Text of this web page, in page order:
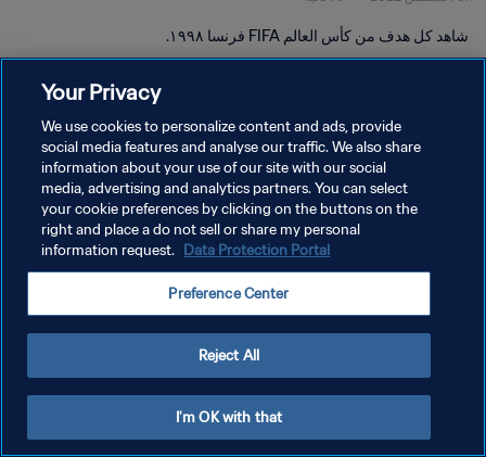
شاهد كل هدف من كأس العالم FIFA فرنسا ١٩٩٨.
سياسة الخصوصية
شروط الخدمة
إدارة تفضيلات ملفات تعريف الارتباط
Your Privacy
We use cookies to personalize content and ads, provide
social media features and analyse our traffic. We also share
information about your use of our site with our social
media, advertising and analytics partners. You can select
your cookie preferences by clicking on the buttons on the
right and place a do not sell or share my personal
information request. Data Protection Portal
Preference Center
Reject All
I'm OK with that